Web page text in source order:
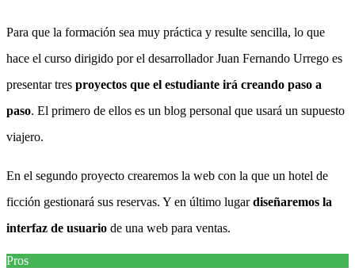
Para que la formación sea muy práctica y resulte sencilla, lo que
hace el curso dirigido por el desarrollador Juan Fernando Urrego es
presentar tres proyectos que el estudiante irá creando paso a
paso. El primero de ellos es un blog personal que usará un supuesto
viajero.
En el segundo proyecto crearemos la web con la que un hotel de
ficción gestionará sus reservas. Y en último lugardiseñaremos la
interfaz de usuario de una web para ventas.
Pros